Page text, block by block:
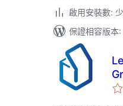
啟用安裝數:
保證相容版本